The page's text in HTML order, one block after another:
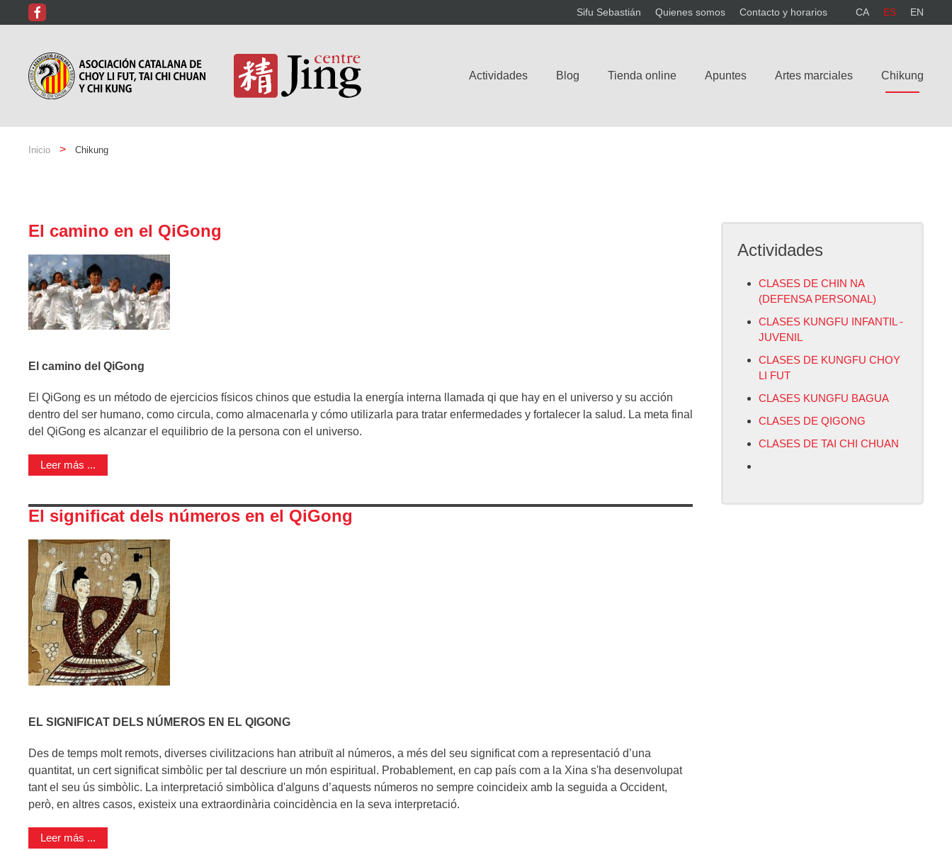
Sifu Sebastián Quienes somos Contacto y horarios CA ES EN
Actividades Blog Tienda online Apuntes Artes marciales Chikung
Inicio Chikung
El camino en el QiGong
El camino del QiGong
El QiGong es un método de ejercicios físicos chinos que estudia la energía interna llamada qi que hay en el universo y su acción
dentro del ser humano, como circula, como almacenarla y cómo utilizarla para tratar enfermedades y fortalecer la salud. La meta final
del QiGong es alcanzar el equilibrio de la persona con el universo.
Leer más ...
El significat dels números en el QiGong
EL SIGNIFICAT DELS NÚMEROS EN EL QIGONG
Des de temps molt remots, diverses civilitzacions han atribuït al números, a més del seu significat com a representació d’una
quantitat, un cert significat simbòlic per tal descriure un món espiritual. Probablement, en cap país com a la Xina s'ha desenvolupat
tant el seu ús simbòlic. La interpretació simbòlica d'alguns d’aquests números no sempre coincideix amb la seguida a Occident,
però, en altres casos, existeix una extraordinària coincidència en la seva interpretació.
Leer más ...
Actividades
CLASES DE CHIN NA
(DEFENSA PERSONAL)
CLASES KUNGFU INFANTIL -
JUVENIL
CLASES DE KUNGFU CHOY
LI FUT
CLASES KUNGFU BAGUA
CLASES DE QIGONG
CLASES DE TAI CHI CHUAN